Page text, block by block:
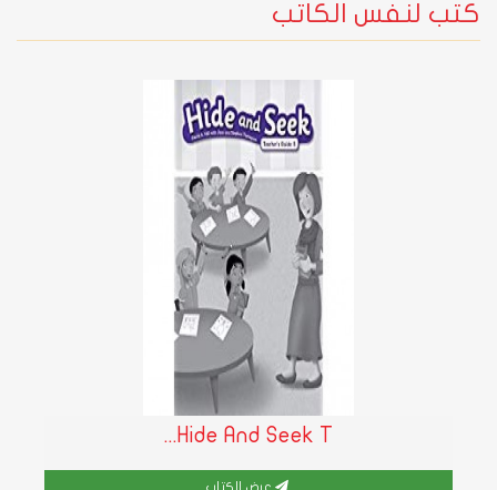
كتب لنفس الكاتب
Hide And Seek T...
عرض الكتاب